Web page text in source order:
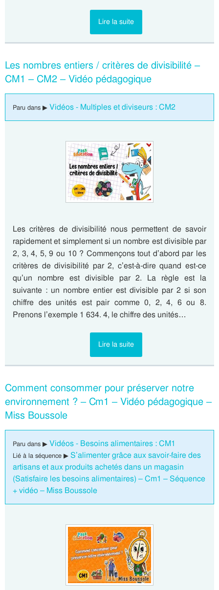
Lire la suite
Les nombres entiers / critères de divisibilité –
CM1 – CM2 – Vidéo pédagogique
Paru dans ▶ Vidéos - Multiples et diviseurs : CM2
Les critères de divisibilité nous permettent de savoir
rapidement et simplement si un nombre est divisible par
2, 3, 4, 5, 9 ou 10 ? Commençons tout d’abord par les
critères de divisibilité par 2, c’est-à-dire quand est-ce
qu’un nombre est divisible par 2. La règle est la
suivante : un nombre entier est divisible par 2 si son
chiffre des unités est pair comme 0, 2, 4, 6 ou 8.
Prenons l’exemple 1 634. 4, le chiffre des unités…
Lire la suite
Comment consommer pour préserver notre
environnement ? – Cm1 – Vidéo pédagogique –
Miss Boussole
Paru dans ▶ Vidéos - Besoins alimentaires : CM1
Lié à la séquence ▶ S’alimenter grâce aux savoir-faire des
artisans et aux produits achetés dans un magasin
(Satisfaire les besoins alimentaires) – Cm1 – Séquence
+ vidéo – Miss Boussole